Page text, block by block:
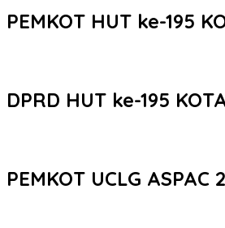
PEMKOT HUT ke-195
DPRD HUT ke-195
PEMKOT UCLG ASPAC